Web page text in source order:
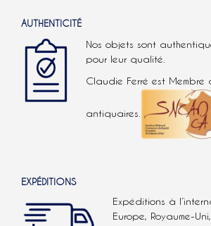
AUTHENTICITÉ
Nos objets sont
pour leur qualité.
Claudie Ferré est
antiquaires.
EXPÉDITIONS
Expéditions à
Europe, Royaume-Uni,